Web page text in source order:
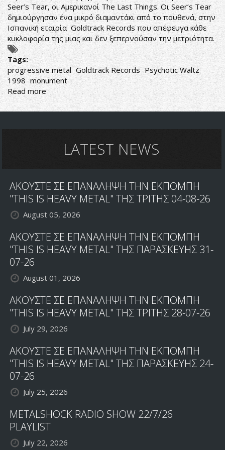
Seer’s Tear, οι Αμερικανοί The Last Things. Οι Seer’s Tear
δημιούργησαν ένα μικρό διαμαντάκι από το πουθενά, στην
Ισπανική εταιρία Goldtrack Records που απέφευγα κάθε
κυκλοφορία της μιας και δεν ξεπερνούσαν την μετριότητα.
Tags:
progressive metal Goldtrack Records Psychotic Waltz
1998 monument
Read more about
Seer's
Tear-
LATEST NEWS
ΑΚΟΥΣΤΕ ΣΕ ΕΠΑΝΑΛΗΨΗ ΤΗΝ ΕΚΠΟΜΠΗ
"THIS IS HEAVY METAL" ΤΗΣ ΤΡΙΤΗΣ 04-08-26
August 05, 2026
ΑΚΟΥΣΤΕ ΣΕ ΕΠΑΝΑΛΗΨΗ ΤΗΝ ΕΚΠΟΜΠΗ
"THIS IS HEAVY METAL" ΤΗΣ ΠΑΡΑΣΚΕΥΗΣ 31-
07-26
August 01, 2026
ΑΚΟΥΣΤΕ ΣΕ ΕΠΑΝΑΛΗΨΗ ΤΗΝ ΕΚΠΟΜΠΗ
"THIS IS HEAVY METAL" ΤΗΣ ΤΡΙΤΗΣ 28-07-26
July 29, 2026
ΑΚΟΥΣΤΕ ΣΕ ΕΠΑΝΑΛΗΨΗ ΤΗΝ ΕΚΠΟΜΠΗ
"THIS IS HEAVY METAL" ΤΗΣ ΠΑΡΑΣΚΕΥΗΣ 24-
07-26
July 25, 2026
METALSHOCK RADIO SHOW 22/7/26
PLAYLIST
July 22, 2026